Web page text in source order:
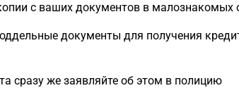
с ваших документов в малознакомых
документы для получения
сразу же заявляйте об этом в полицию